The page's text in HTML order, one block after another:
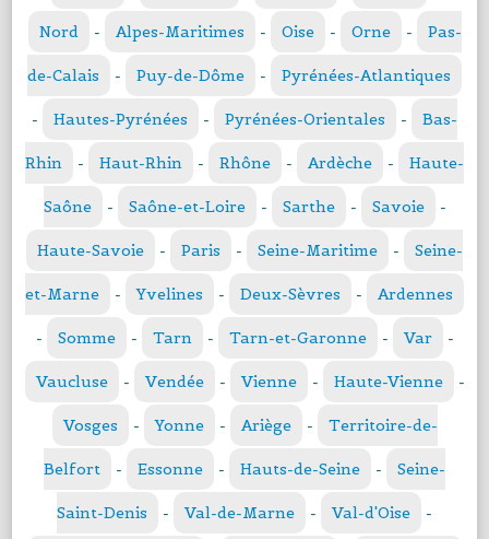
Nord - Alpes-Maritimes - Oise - Orne - Pas-
de-Calais - Puy-de-Dôme - Pyrénées-Atlantiques
- Hautes-Pyrénées - Pyrénées-Orientales - Bas-
Rhin - Haut-Rhin - Rhône - Ardèche - Haute-
Saône - Saône-et-Loire - Sarthe - Savoie -
Haute-Savoie - Paris - Seine-Maritime - Seine-
et-Marne - Yvelines - Deux-Sèvres - Ardennes
- Somme - Tarn - Tarn-et-Garonne - Var -
Vaucluse - Vendée - Vienne - Haute-Vienne -
Vosges - Yonne - Ariège - Territoire-de-
Belfort - Essonne - Hauts-de-Seine - Seine-
Saint-Denis - Val-de-Marne - Val-d'Oise -